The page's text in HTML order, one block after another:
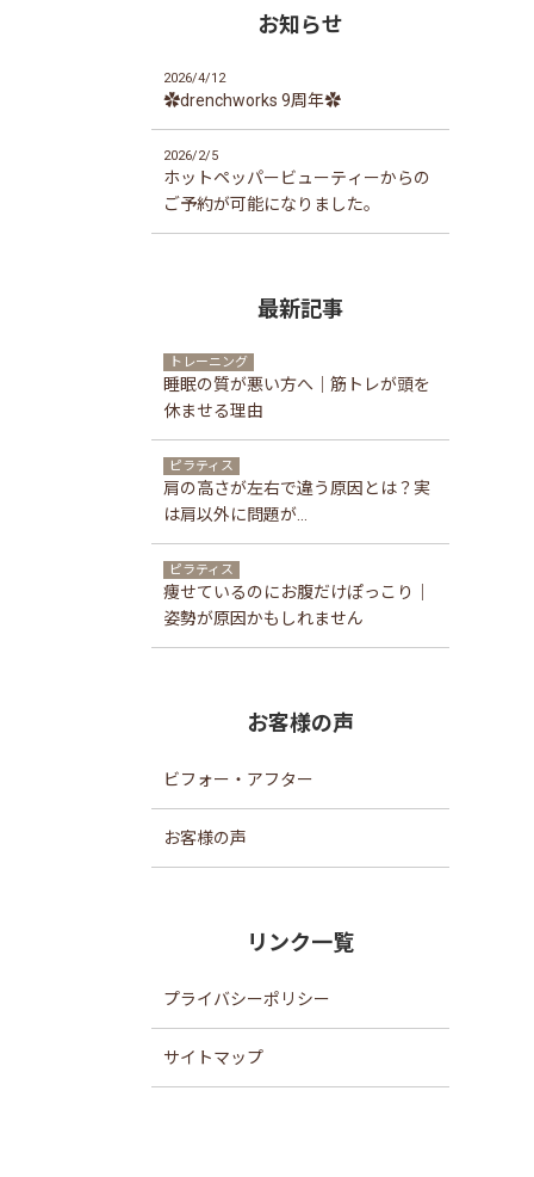
お知らせ
2026/4/12
✿drenchworks 9周年✿
2026/2/5
ホットペッパービューティーからの
ご予約が可能になりました。
最新記事
トレーニング
睡眠の質が悪い方へ｜筋トレが頭を
休ませる理由
ピラティス
肩の高さが左右で違う原因とは？実
は肩以外に問題が...
ピラティス
痩せているのにお腹だけぽっこり｜
姿勢が原因かもしれません
お客様の声
ビフォー・アフター
お客様の声
リンク一覧
プライバシーポリシー
サイトマップ